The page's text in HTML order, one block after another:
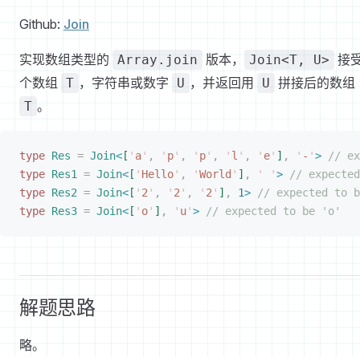
Github: Join
实现数组类型的 Array.join 版本， Join<T, U> 接
个数组
T ，字符串或数字 U ，并返回用 U 拼接后的数组
T 。
type Res = Join< [ ' a' , ' p' , ' p' , ' l ' , ' e' ] , ' - '> //
type Res1 = Join< [ ' Hello' , 'World ' ] , ' '> //
type Res2 = Join< [ ' 2 ' , ' 2 ' , ' 2 ' ] , 1> // expected to
type Res3 = Join< [ ' o' ] , ' u'> // expected to be 'o'
解题思路
略。